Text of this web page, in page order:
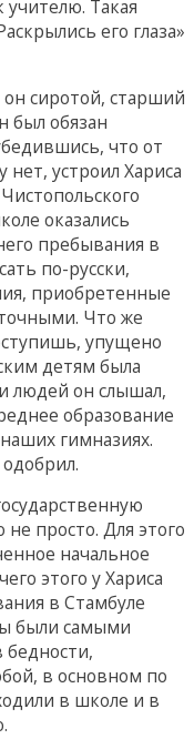
Такая
его глаза»
он сиротой, старший
был обязан
что от
устроил Хариса
оказались
пребывания в
по-русски,
приобретенные
Что же
упущено
детям была
людей он слышал,
образование
гимназиях.
просто. Для этого
начальное
этого у Хариса
в Стамбуле
были самыми
в основном по
в школе и в